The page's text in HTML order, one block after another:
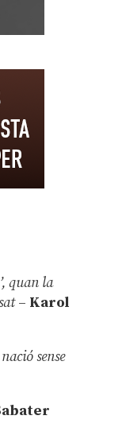
quan la
– Karol
sense